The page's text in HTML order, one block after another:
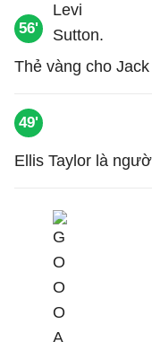
56'
Thẻ vàng cho
49'
Ellis Taylor là